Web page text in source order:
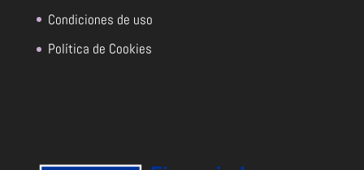
Condiciones de uso
Política de Cookies